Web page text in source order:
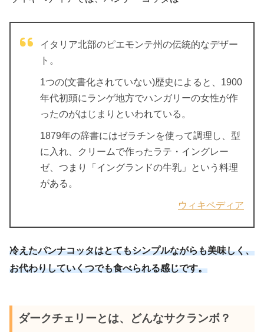
イタリア北部のピエモンテ州の伝統的なデザー
ト。
1つの(文書化されていない)歴史によると、1900
年代初頭にランゲ地方でハンガリーの女性が作
ったのがはじまりといわれている。
1879年の辞書にはゼラチンを使って調理し、型
に入れ、クリームで作ったラテ・イングレー
ゼ、つまり「イングランドの牛乳」という料理
がある。
ウィキペディア
冷えたパンナコッタはとてもシンプルながらも美味しく、
お代わりしていくつでも食べられる感じです。
ダークチェリーとは、どんなサクランボ？